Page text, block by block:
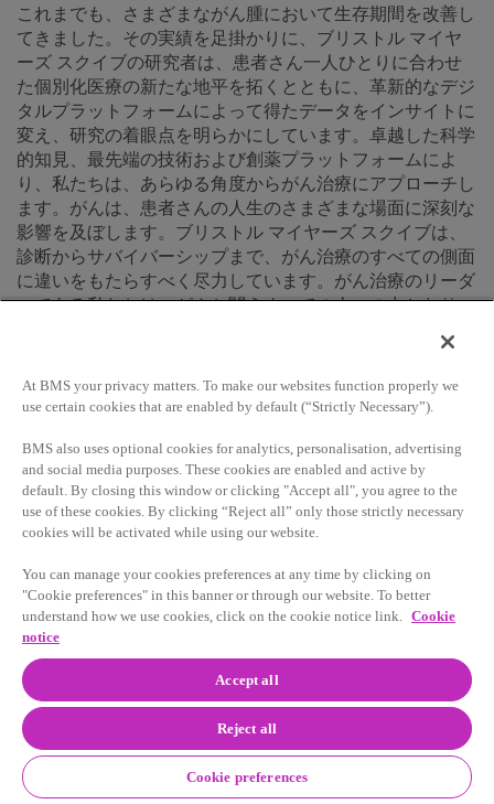
これまでも、さまざまながん腫において生存期間を改善し
てきました。その実績を足掛かりに、ブリストル マイヤ
ーズ スクイブの研究者は、患者さん一人ひとりに合わせ
た個別化医療の新たな地平を拓くとともに、革新的なデジ
タルプラットフォームによって得たデータをインサイトに
変え、研究の着眼点を明らかにしています。卓越した科学
的知見、最先端の技術および創薬プラットフォームによ
り、私たちは、あらゆる角度からがん治療にアプローチし
ます。がんは、患者さんの人生のさまざまな場面に深刻な
影響を及ぼします。ブリストル マイヤーズ スクイブは、
診断からサバイバーシップまで、がん治療のすべての側面
に違いをもたらすべく尽力しています。がん治療のリーダ
ーである私たちは、がんと闘うすべての人々の力となり、
ブリストル マイヤーズ スクイブ
について
患者さんを助けるための革新的な医薬品を開発し、提供す
ることを使命とするグローバルなバイオファーマ製薬企業
です。ブリストル マイヤーズ スクイブに関する詳細につ
いては、
YouTube
およびInstagram
将来予測等に関する記述の注意事
項
At BMS your privacy matters. To make our websites function properly we
use certain cookies that are enabled by default (“Strictly Necessary”).
BMS also uses optional cookies for analytics, personalisation, advertising
and social media purposes. These cookies are enabled and active by
default. By closing this window or clicking "Accept all", you agree to the
use of these cookies. By clicking “Reject all” only those strictly necessary
cookies will be activated while using our website.
You can manage your cookies preferences at any time by clicking on
"Cookie preferences" in this banner or through our website. To better
understand how we use cookies, click on the cookie notice link. Cookie
notice
Accept all
Reject all
Cookie preferences